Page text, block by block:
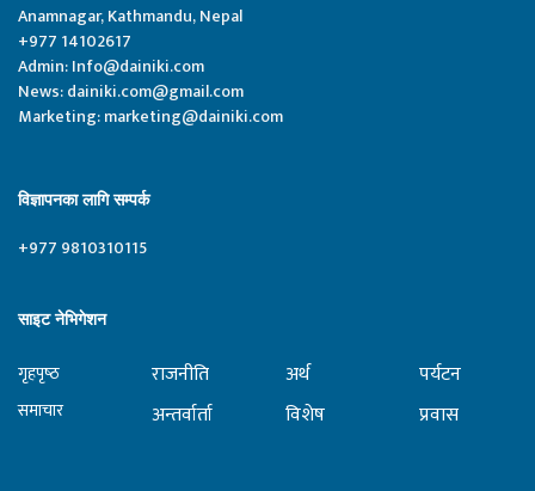
Anamnagar, Kathmandu, Nepal
+977 14102617
Admin:Info@dainiki.com
News:dainiki.com@gmail.com
Marketing:marketing@dainiki.com
विज्ञापनका लागि सम्पर्क
+977 9810310115
साइट नेभिगेशन
गृहपृष्‍ठ
समाचार
राजनीति
अन्तर्वार्ता
अर्थ
विशेष
पर्यटन
प्रवास